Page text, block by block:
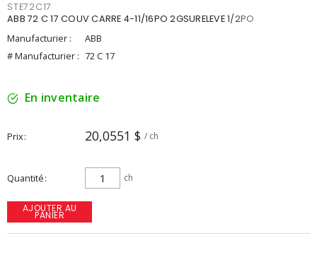
STE72C17
ABB 72 C 17 COUV CARRE 4-11/16PO 2GSURELEVE 1/2PO
Manufacturier :
ABB
# Manufacturier : 72 C 17
En inventaire
Prix 20,0551 $ / ch
Quantité ch
AJOUTER AU
PANIER